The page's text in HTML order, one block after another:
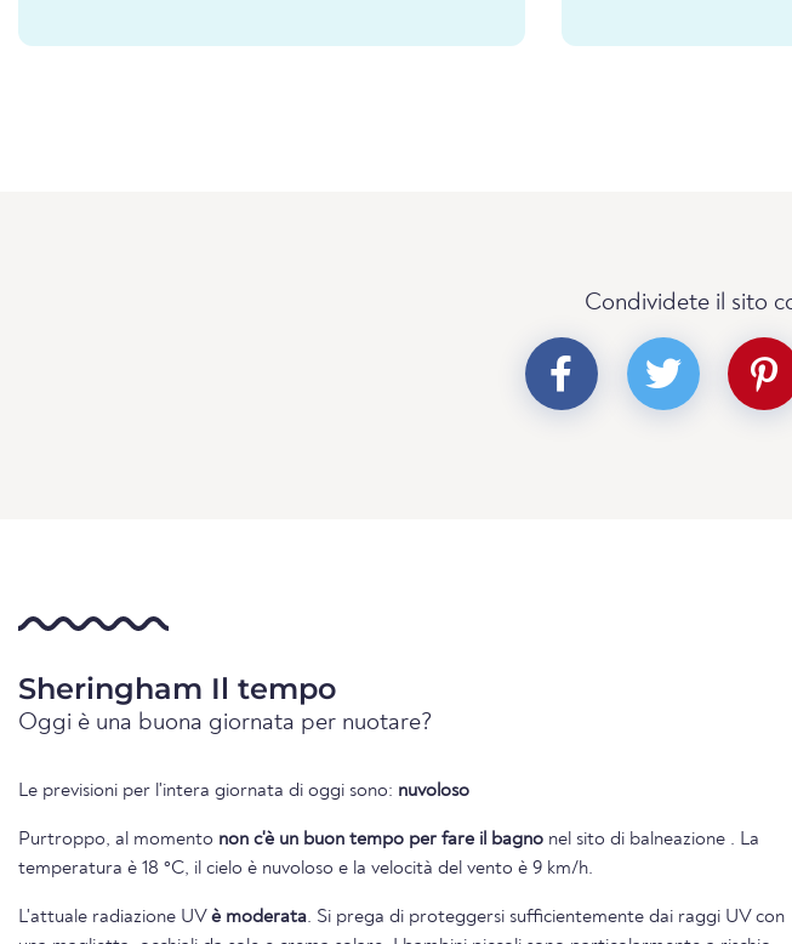
Condividete il sito
Sheringham Il tempo
Oggi è una buona giornata per nuotare?
Le previsioni per l'intera giornata di oggi sono: nuvoloso
Purtroppo, al momento non c'è un buon tempo per fare il bagno nel sito di balneazione . La
temperatura è 18 °C, il cielo è nuvoloso e la velocità del vento è 9 km/h.
L'attuale radiazione UVè moderata. Si prega di proteggersi sufficientemente dai raggi UV con